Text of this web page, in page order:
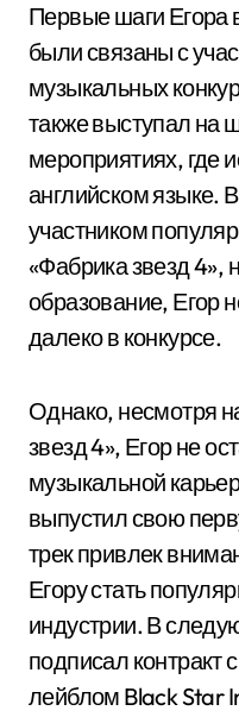
Первые шаги Егора
были связаны с
музыкальных
также выступал на
мероприятиях, где
английском языке.
участником
«Фабрика звезд 4»,
образование, Егор
далеко в конкурсе.
Однако, несмотря
звезд 4», Егор не
музыкальной
выпустил свою
трек привлек
Егору стать
индустрии. В
подписал контракт
лейблом Black Star